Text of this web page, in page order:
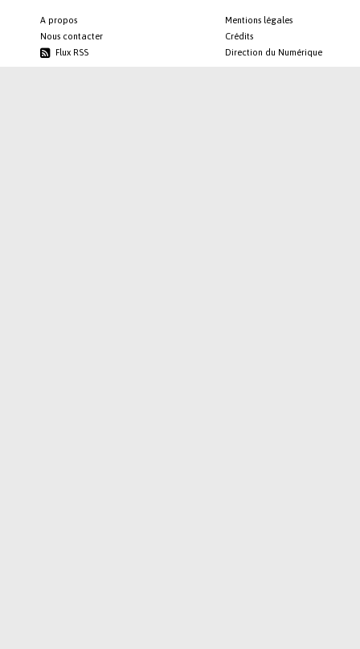
A propos
Nous contacter
Flux RSS
Mentions légales
Crédits
Direction du Numérique